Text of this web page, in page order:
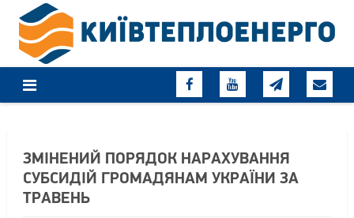
content
ЗМІНЕНИЙ ПОРЯДОК НАРАХУВАННЯ
СУБСИДІЙ ГРОМАДЯНАМ УКРАЇНИ ЗА
ТРАВЕНЬ